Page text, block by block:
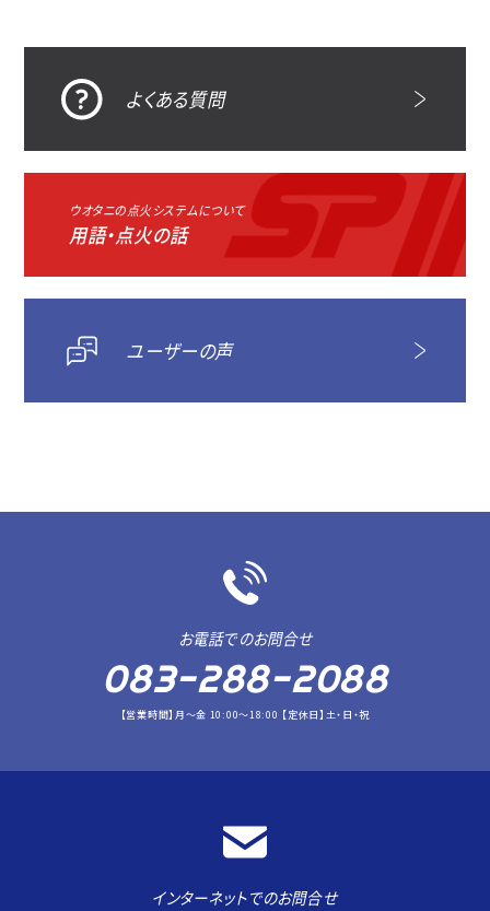
よくある質問
ウオタニの点火システムについて
用語・点火の話
ユーザーの声
お電話でのお問合せ
083-288-2088
【営業時間】月～金 10:00～18:00 【定休日】土・日・祝
インターネットでのお問合せ